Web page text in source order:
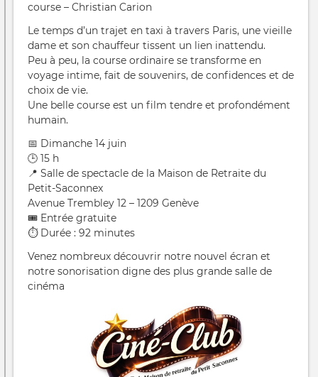
course – Christian Carion
Le temps d’un trajet en taxi à travers Paris, une vieille
dame et son chauffeur tissent un lien inattendu.
Peu à peu, la course ordinaire se transforme en
voyage intime, fait de souvenirs, de confidences et de
choix de vie.
Une belle course est un film tendre et profondément
humain.
📅 Dimanche 14 juin
🕒 15 h
📍 Salle de spectacle de la Maison de Retraite du
Petit-Saconnex
Avenue Trembley 12 – 1209 Genève
🎟️ Entrée gratuite
⏱️ Durée : 92 minutes
Venez nombreux découvrir notre nouvel écran et
notre sonorisation digne des plus grande salle de
cinéma